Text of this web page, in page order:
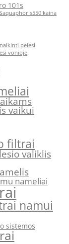
101s
aquaphor s550 kaina
pelesi
vonioje
vaikui
filtrai
valiklis
nameliai
namui
sistemos